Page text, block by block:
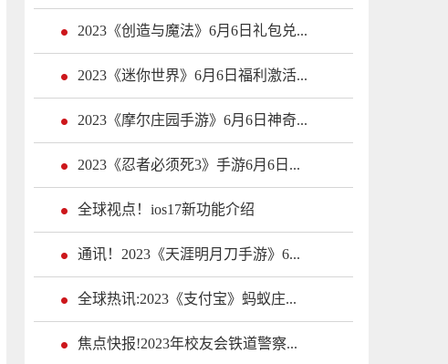
2023《创造与魔法》6月6日礼包兑...
2023《迷你世界》6月6日福利激活...
2023《摩尔庄园手游》6月6日神奇...
2023《忍者必须死3》手游6月6日...
全球视点！ios17新功能介绍
通讯！2023《天涯明月刀手游》6...
全球热讯:2023《支付宝》蚂蚁庄...
焦点快报!2023年校友会铁道警察...